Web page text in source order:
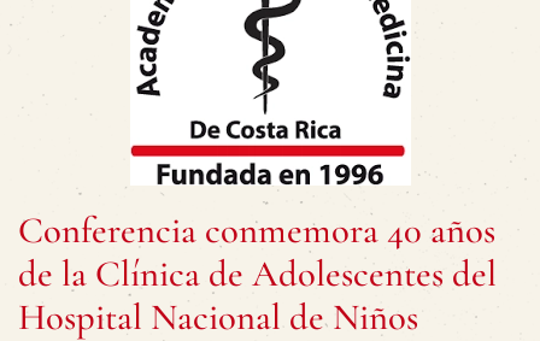
Conferencia conmemora 40 años
de la Clínica de Adolescentes del
Hospital Nacional de Niños